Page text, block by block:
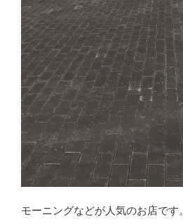
モーニングなどが人気のお店です。